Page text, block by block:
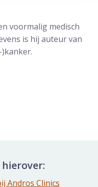
voormalig medisch
is hij auteur van
Andros Clinics